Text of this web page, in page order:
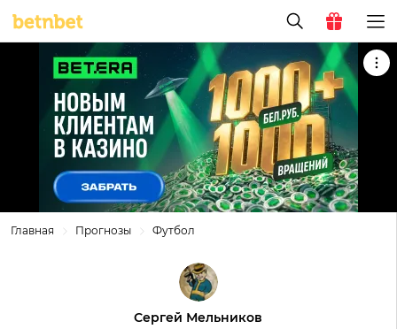
Главная Прогнозы Футбол
Сергей Мельников